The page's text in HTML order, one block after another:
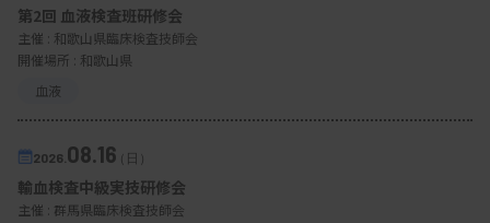
第2回 血液検査班研修会
主催 : 和歌山県臨床検査技師会
開催場所 : 和歌山県
血液
2026. 08.16（日）
輸血検査中級実技研修会
主催 : 群馬県臨床検査技師会